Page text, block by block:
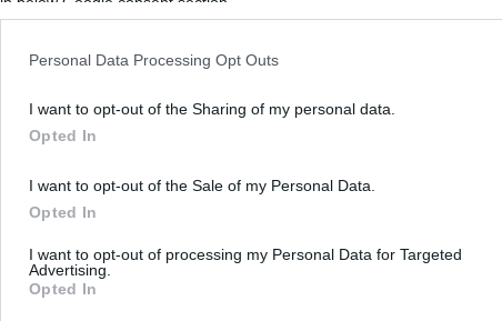
Personal Data Processing Opt Outs
I want to opt-out of the Sharing of my personal data.
Opted In
I want to opt-out of the Sale of my Personal Data.
Opted In
I want to opt-out of processing my Personal Data for Targeted
Advertising.
Opted In
A rendezvényen közreműködik többek között Törőcsik